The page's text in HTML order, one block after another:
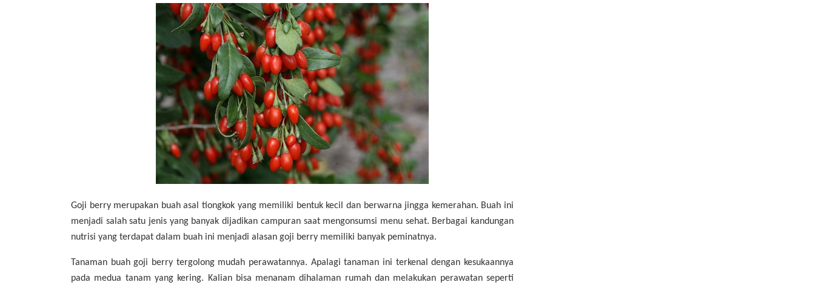
Goji berry merupakan buah asal tiongkok yang memiliki bentuk kecil dan berwarna jingga kemerahan. Buah ini
menjadi salah satu jenis yang banyak dijadikan campuran saat mengonsumsi menu sehat. Berbagai kandungan
nutrisi yang terdapat dalam buah ini menjadi alasan goji berry memiliki banyak peminatnya.
Tanaman buah goji berry tergolong mudah perawatannya. Apalagi tanaman ini terkenal dengan kesukaannya
pada medua tanam yang kering. Kalian bisa menanam dihalaman rumah dan melakukan perawatan seperti